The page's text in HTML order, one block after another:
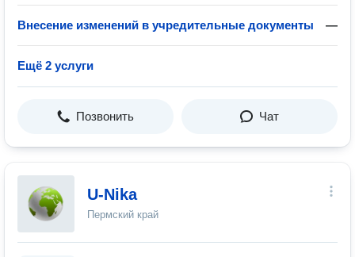
Внесение изменений в учредительные документы —
Ещё 2 услуги
Позвонить Чат
U-Nika
Пермский край